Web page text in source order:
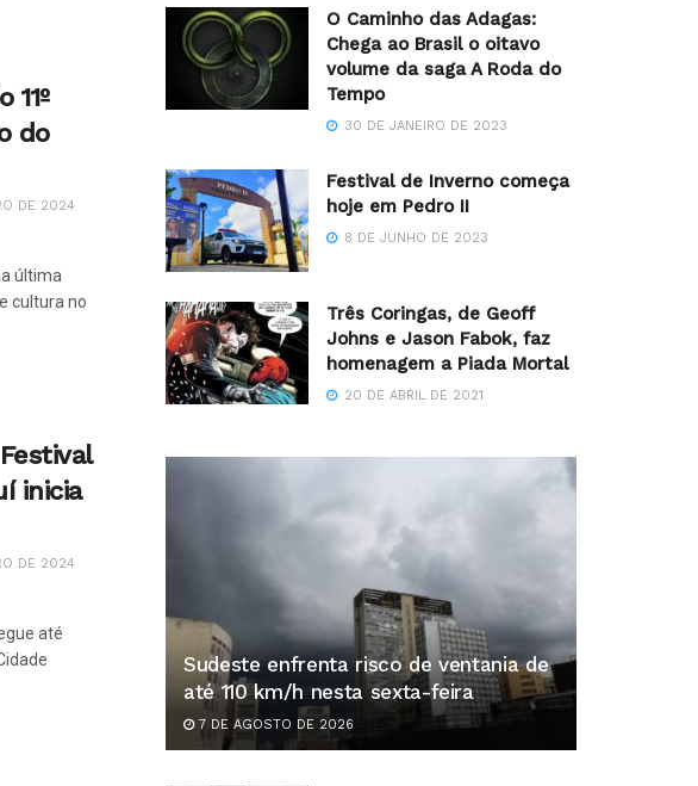
11º
do
DE 2024
última
cultura no
inicia
DE 2024
até
O Caminho das Adagas:
Chega ao Brasil o oitavo
volume da saga A Roda do
Tempo
30 DE JANEIRO DE 2023
Festival de Inverno começa
hoje em Pedro II
8 DE JUNHO DE 2023
Três Coringas, de Geoff
Johns e Jason Fabok, faz
homenagem a Piada Mortal
20 DE ABRIL DE 2021
Sudeste enfrenta risco de ventania de
até 110 km/h nesta sexta-feira
7 DE AGOSTO DE 2026